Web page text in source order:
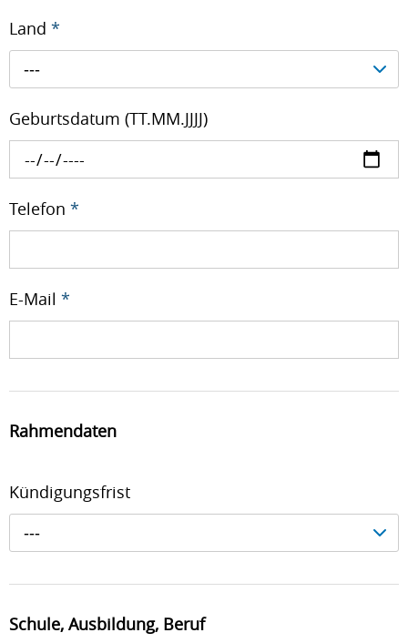
Land *
---
Geburtsdatum (TT.MM.JJJJ)
Telefon *
E-Mail *
Rahmendaten
Kündigungsfrist
---
Schule, Ausbildung, Beruf